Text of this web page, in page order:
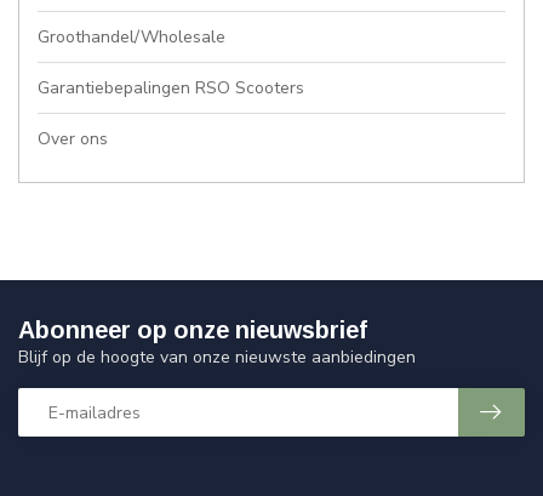
Groothandel/Wholesale
Garantiebepalingen RSO Scooters
Over ons
Abonneer op onze nieuwsbrief
Blijf op de hoogte van onze nieuwste aanbiedingen